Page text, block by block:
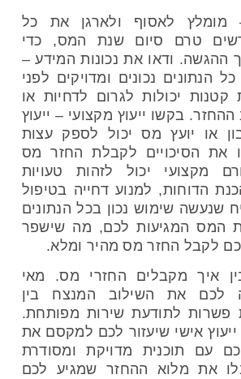
מומלץ לאסוף ולארגן את כל
טרם סיום שנת המס, כדי
ההגשה. ודאו את נכונות המידע –
הנתונים נכונים ומדויקים לפני
יכולות לגרום לדחיות או
בקשו ייעוץ מקצועי – ייעוץ
או יועץ מס יכול לספק עצות
את הסיכויים לקבלת החזר מס
מקצועי יכול לזהות טעויות
הדוחות, למנוע דחייה בטיפול
שנעשה שימוש נכון בכל הנתונים
המס המגיעות לכם, מה שישפר
לקבל החזר מס מהיר ומלא.
איך מקבלים החזרי מס. מאי
לכם את השילוב המנצח בין
פשרות לתודעת שירות מפותחת.
אישי שיעזור לכם למקסם את
עם תוכנית מדויקת ומסודרת
את מלוא ההחזר שמגיע לכם